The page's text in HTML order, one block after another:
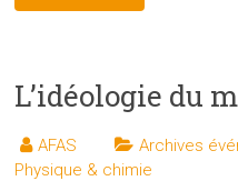
L’idéologie du
AFAS Archives
Physique & chimie